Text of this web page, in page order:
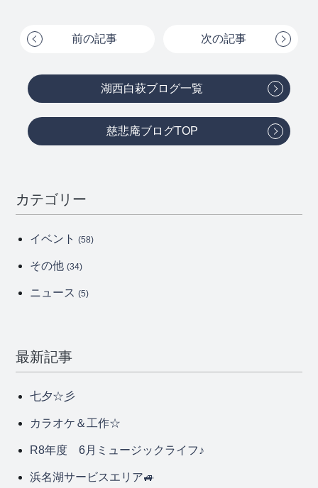
前の記事 次の記事
湖西白萩ブログ一覧
慈悲庵ブログTOP
カテゴリー
イベント(58)
その他(34)
ニュース(5)
最新記事
七夕☆彡
カラオケ＆工作☆
R8年度 6月ミュージックライフ♪
浜名湖サービスエリア🚙